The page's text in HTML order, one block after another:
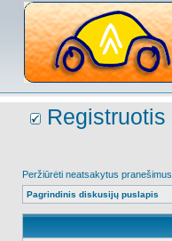
Registruotis
Peržiūrėti neatsakytus pranešimus
Pagrindinis diskusijų puslapis